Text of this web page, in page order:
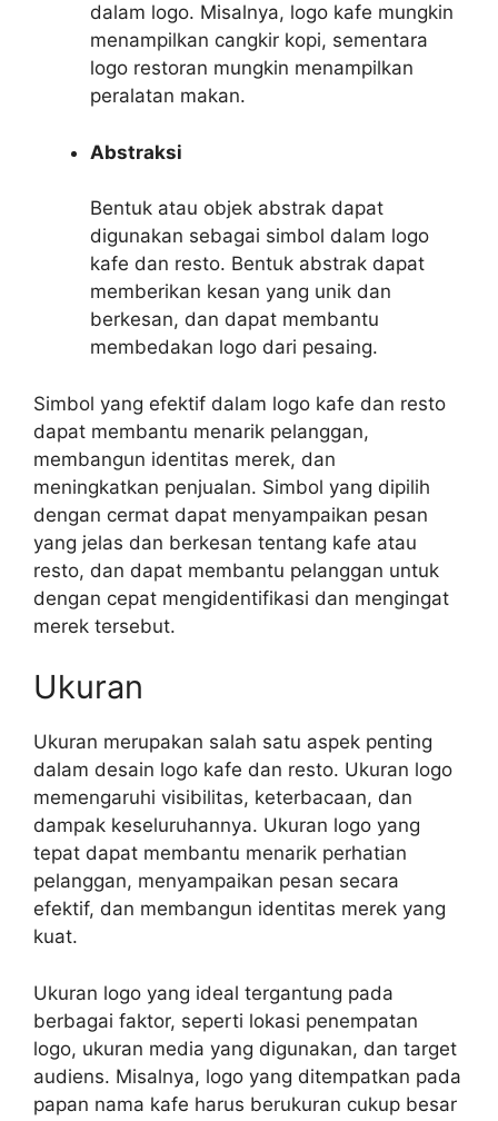
dalam logo. Misalnya, logo kafe mungkin
menampilkan cangkir kopi, sementara
logo restoran mungkin menampilkan
peralatan makan.
Abstraksi
Bentuk atau objek abstrak dapat
digunakan sebagai simbol dalam logo
kafe dan resto. Bentuk abstrak dapat
memberikan kesan yang unik dan
berkesan, dan dapat membantu
membedakan logo dari pesaing.
Simbol yang efektif dalam logo kafe dan resto
dapat membantu menarik pelanggan,
membangun identitas merek, dan
meningkatkan penjualan. Simbol yang dipilih
dengan cermat dapat menyampaikan pesan
yang jelas dan berkesan tentang kafe atau
resto, dan dapat membantu pelanggan untuk
dengan cepat mengidentifikasi dan mengingat
merek tersebut.
Ukuran
Ukuran merupakan salah satu aspek penting
dalam desain logo kafe dan resto. Ukuran logo
memengaruhi visibilitas, keterbacaan, dan
dampak keseluruhannya. Ukuran logo yang
tepat dapat membantu menarik perhatian
pelanggan, menyampaikan pesan secara
efektif, dan membangun identitas merek yang
kuat.
Ukuran logo yang ideal tergantung pada
berbagai faktor, seperti lokasi penempatan
logo, ukuran media yang digunakan, dan target
audiens. Misalnya, logo yang ditempatkan pada
papan nama kafe harus berukuran cukup besar